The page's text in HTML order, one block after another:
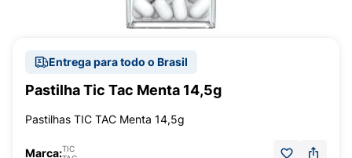
Entrega para todo o Brasil
Pastilha Tic Tac Menta 14,5g
Pastilhas TIC TAC Menta 14,5g
Marca:TIC